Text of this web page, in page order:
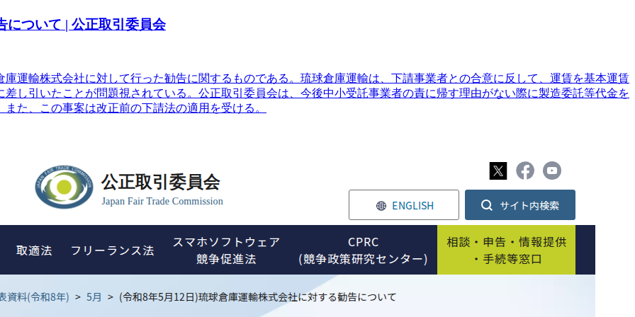
について | 公正取引委員会
運輸株式会社に対して行った勧告に関するものである。琉球倉庫運輸は、下請事業者との合意に反して、運賃を基本運賃
し引いたことが問題視されている。公正取引委員会は、今後中小受託事業者の責に帰す理由がない際に製造委託等代金を
た、この事案は改正前の下請法の適用を受ける。